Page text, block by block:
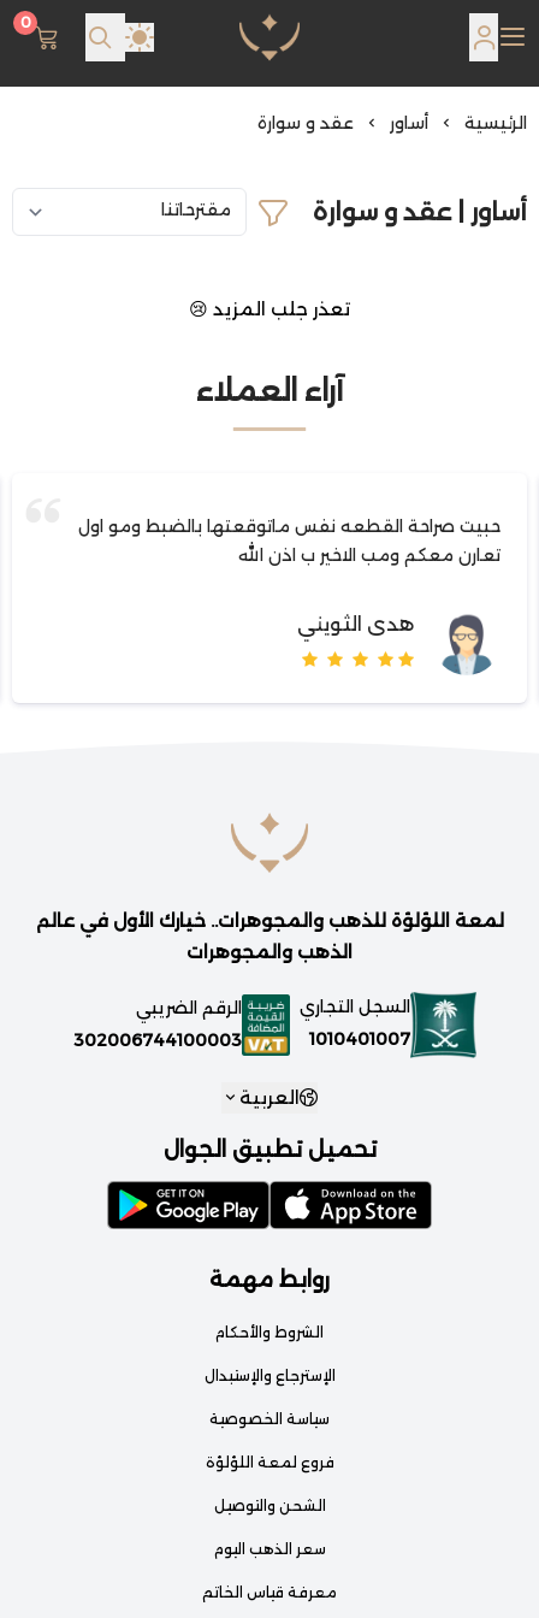
مجوهرات لمعة اللؤلؤة
0
الرئيسية أساور عقد و سوارة
أساور | عقد و سوارة
تعذر جلب المزيد 😢
آراء العملاء
حبيت صراحة القطعه نفس ماتوقعتها بالضبط ومو اول
تعارن معكم ومب الاخير ب اذن الله
هدى الثويني
روابط مهمة
الشروط والأحكام
الإسترجاع والإستبدال
سياسة الخصوصية
فروع لمعة اللؤلؤة
الشحن والتوصيل
سعر الذهب اليوم
معرفة قياس الخاتم
لمعة اللؤلؤة للذهب والمجوهرات.. خيارك الأول في عالم
الذهب والمجوهرات
السجل التجاري
1010401007
الرقم الضريبي
302006744100003
العربية
تحميل تطبيق الجوال